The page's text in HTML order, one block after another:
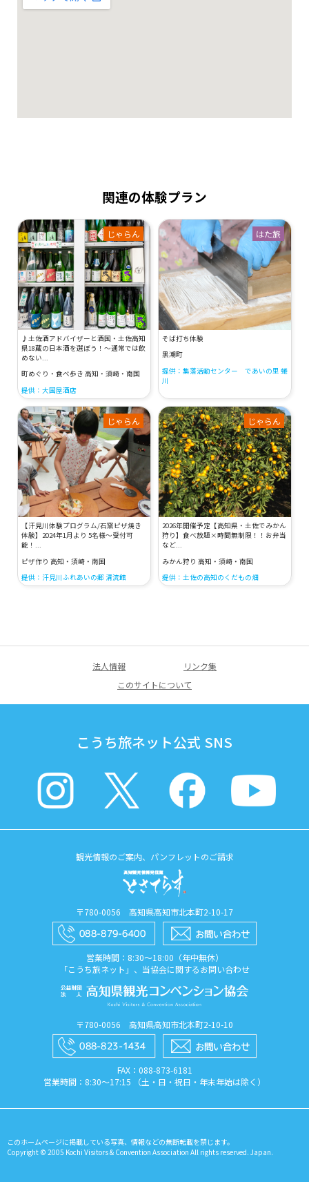
関連の体験プラン
♪土佐酒アドバイザーと酒国・土佐高知
県18蔵の日本酒を選ぼう！～通常では飲
めない...
町めぐり・食べ歩き 高知・須崎・南国
提供：大国屋酒店
じゃらん
そば打ち体験
黒潮町
提供：集落活動センター であいの里 蜷
川
はた旅
【汗見川体験プログラム/石窯ピザ焼き
体験】2024年1月より 5名様～受付可
能！...
ピザ作り 高知・須崎・南国
提供：汗見川ふれあいの郷 清流館
じゃらん
2026年開催予定【高知県・土佐でみかん
狩り】食べ放題×時間無制限！！お弁当
など...
みかん狩り 高知・須崎・南国
提供：土佐の高知のくだもの畑
じゃらん
法人情報
リンク集
このサイトについて
こうち旅ネット公式 SNS
観光情報のご案内、パンフレットのご請求
〒780-0056 高知県高知市北本町2-10-17
営業時間：8:30〜18:00（年中無休）
「こうち旅ネット」、当協会に関するお問い合わせ
〒780-0056 高知県高知市北本町2-10-10
FAX：088​-873​-6181
営業時間：8:30〜17:15 （土・日・祝日・年末年始は除く）
このホームページに掲載している写真、情報などの無断転載を禁じます。
Copyright © 2005 Kochi Visitors & Convention Association All rights reserved. Japan.